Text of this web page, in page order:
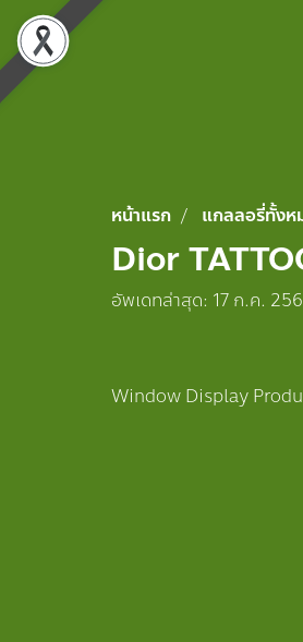
หน้าแรก แกลลอรี่ทั้งห
Dior
อัพเดทล่าสุด: 17 ก.ค.
Window Display